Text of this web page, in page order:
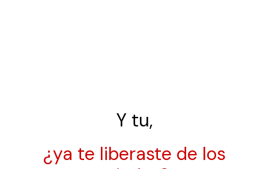
Y tu,
¿ya te liberaste de los